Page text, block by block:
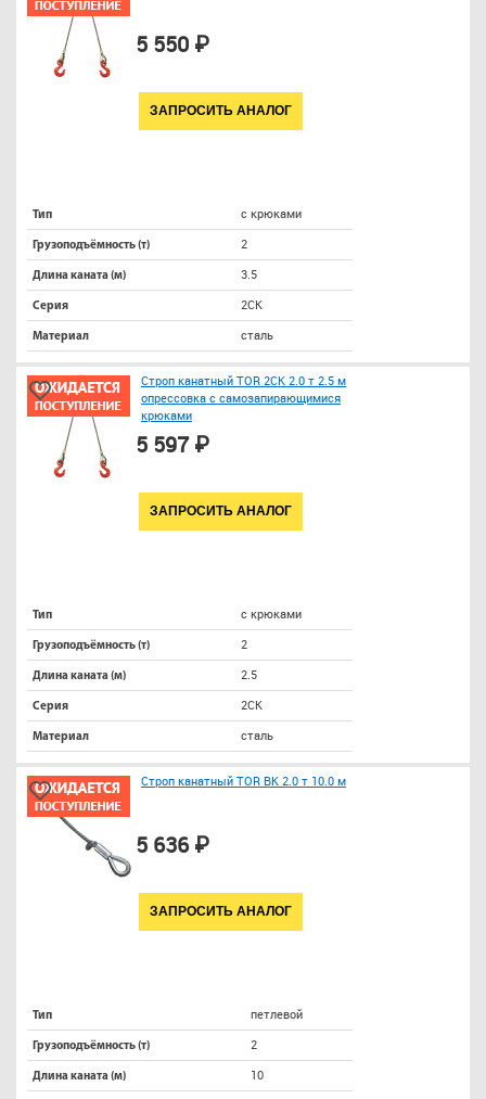
5 550 ₽
ЗАПРОСИТЬ АНАЛОГ
Тип с крюками
Грузоподъёмность (т) 2
Длина каната (м) 3.5
Серия 2СК
Материал сталь
Строп канатный TOR 2СК 2.0 т 2.5 м
опрессовка с самозапирающимися
крюками
5 597 ₽
ЗАПРОСИТЬ АНАЛОГ
Тип с крюками
Грузоподъёмность (т) 2
Длина каната (м) 2.5
Серия 2СК
Материал сталь
Строп канатный TOR ВК 2.0 т 10.0 м
5 636 ₽
ЗАПРОСИТЬ АНАЛОГ
Тип петлевой
Грузоподъёмность (т) 2
Длина каната (м) 10